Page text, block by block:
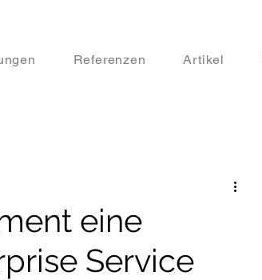
Referenzen Artikel
eine
Service